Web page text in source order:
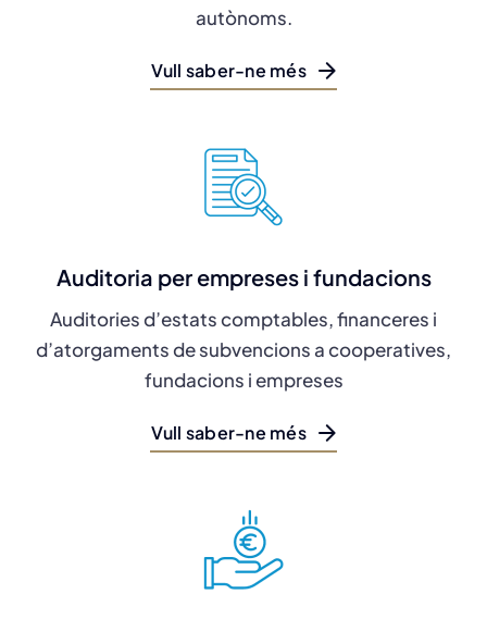
autònoms.
Vull saber-ne més
Auditoria per empreses i fundacions
Auditories d’estats comptables, financeres i
d’atorgaments de subvencions a cooperatives,
fundacions i empreses
Vull saber-ne més